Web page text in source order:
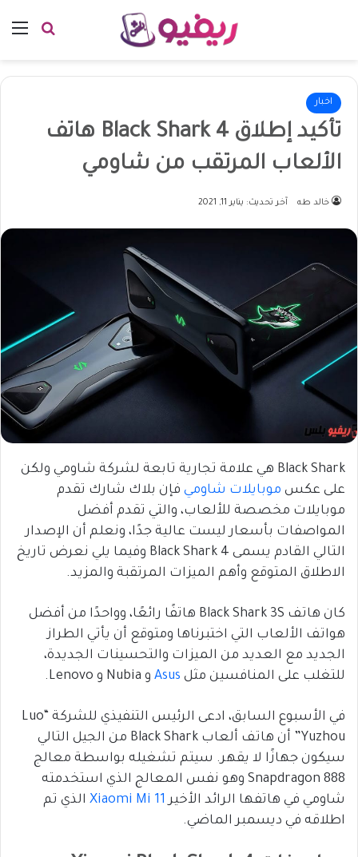
بحث
اخبار
تأكيد إطلاق Black Shark 4 هاتف
الألعاب المرتقب من شاومي
خالد طه آخر تحديث: يناير 11, 2021
Black Shark هي علامة تجارية تابعة لشركة شاومي ولكن
على عكس موبايلات شاومي فإن بلاك شارك تقدم
موبايلات مخصصة للألعاب، والتي تقدم أفضل
المواصفات بأسعار ليست عالية جدًا، ونعلم أن الإصدار
التالي القادم يسمى Black Shark 4 وفيما يلي نعرض تاريخ
الاطلاق المتوقع وأهم الميزات المرتقبة والمزيد.
كان هاتف Black Shark 3S هاتفًا رائعًا، وواحدًا من أفضل
هواتف الألعاب التي اختبرناها ومتوقع أن يأتي الطراز
الجديد مع العديد من الميزات والتحسينات الجديدة،
للتغلب على المنافسين مثل Asus و Nubia و Lenovo.
في الأسبوع السابق، ادعى الرئيس التنفيذي للشركة “Luo
Yuzhou” أن هاتف ألعاب Black Shark من الجيل التالي
سيكون جهازًا لا يقهر. سيتم تشغيله بواسطة معالج
Snapdragon 888 وهو نفس المعالج الذي استخدمته
شاومي في هاتفها الرائد الأخير Xiaomi Mi 11 الذي تم
اطلاقه في ديسمبر الماضي.